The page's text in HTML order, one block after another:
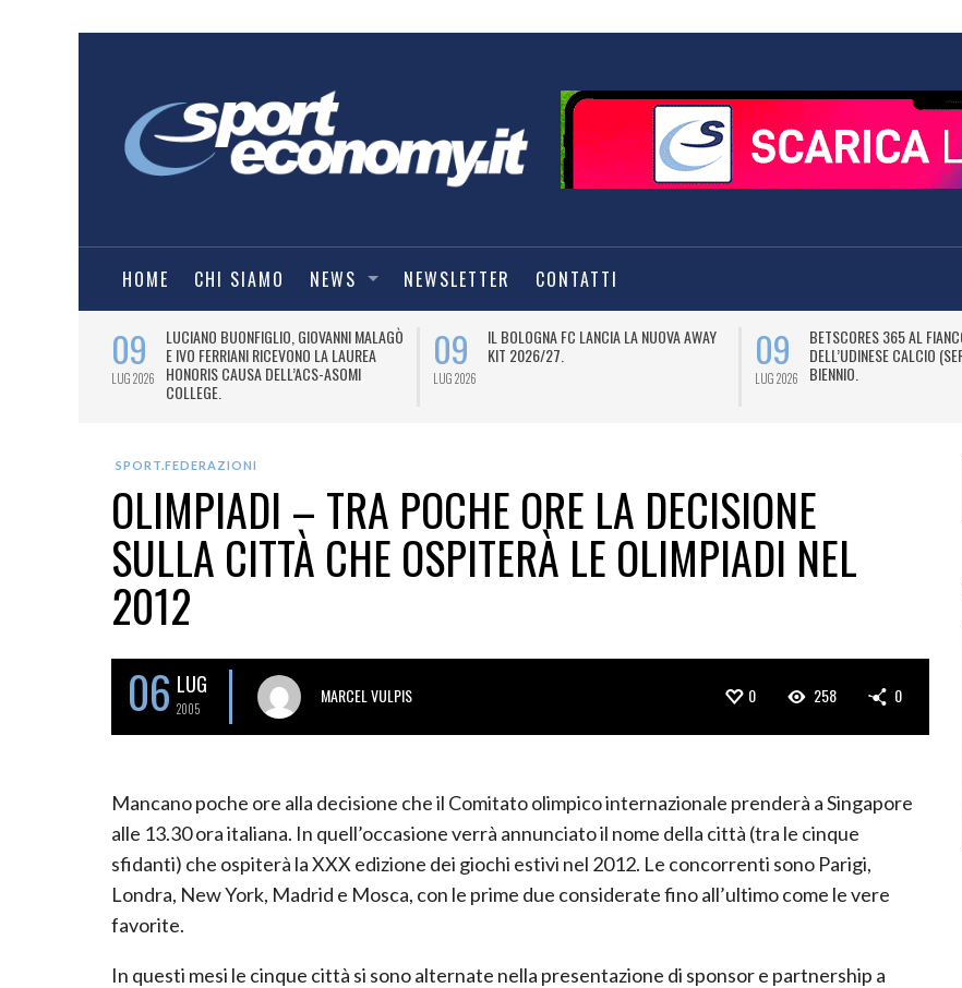
HOME CHI SIAMO NEWS NEWSLETTER CONTATTI
09
LUG 2026
LUCIANO BUONFIGLIO, GIOVANNI MALAGÒ
E IVO FERRIANI RICEVONO LA LAUREA
HONORIS CAUSA DELL’ACS-ASOMI
COLLEGE.
09
LUG 2026
IL BOLOGNA FC LANCIA LA NUOVA AWAY
KIT 2026/27.
09
LUG 2026
BETSCORES 365 AL
DELL’UDINESE CALCIO
BIENNIO.
SPORT.FEDERAZIONI
OLIMPIADI – TRA POCHE ORE LA DECISIONE
SULLA CITTÀ CHE OSPITERÀ LE OLIMPIADI NEL
2012
06 LUG
2005
MARCEL VULPIS 0 258 0
Mancano poche ore alla decisione che il Comitato olimpico internazionale prenderà a Singapore
alle 13.30 ora italiana. In quell’occasione verrà annunciato il nome della città (tra le cinque
sfidanti) che ospiterà la XXX edizione dei giochi estivi nel 2012. Le concorrenti sono Parigi,
Londra, New York, Madrid e Mosca, con le prime due considerate fino all’ultimo come le vere
favorite.
In questi mesi le cinque città si sono alternate nella presentazione di sponsor e partnership a